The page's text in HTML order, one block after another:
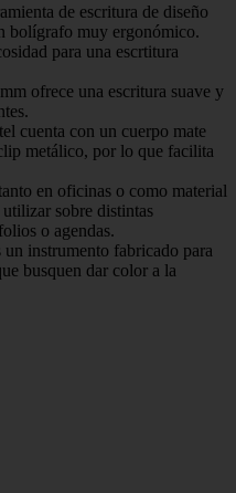
de escritura de diseño
bolígrafo muy ergonómico.
para una escrtitura
ofrece una escritura suave y
cuenta con un cuerpo mate
metálico, por lo que facilita
en oficinas o como material
sobre distintas
o agendas.
instrumento fabricado para
busquen dar color a la